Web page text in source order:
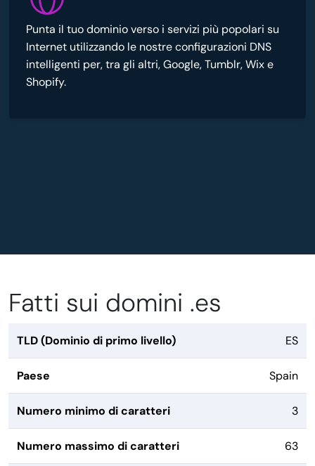
Punta il tuo dominio verso i servizi più popolari su
Internet utilizzando le nostre configurazioni DNS
intelligenti per, tra gli altri, Google, Tumblr, Wix e
Shopify.
Fatti sui domini .es
TLD (Dominio di primo livello) ES
Paese Spain
Numero minimo di caratteri 3
Numero massimo di caratteri 63